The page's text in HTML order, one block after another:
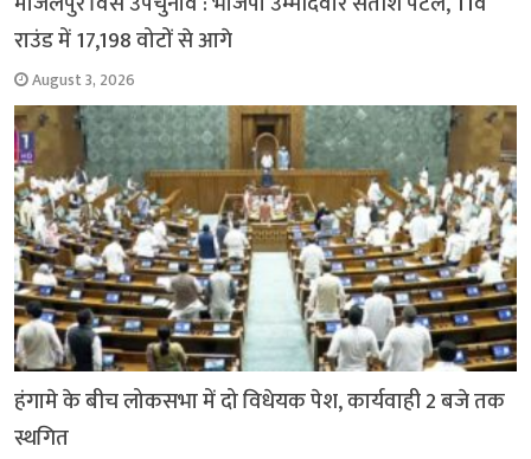
राउंड में 17,198 वोटों से आगे
August 3, 2026
हंगामे के बीच लोकसभा में दो विधेयक पेश, कार्यवाही 2 बजे तक
स्थगित